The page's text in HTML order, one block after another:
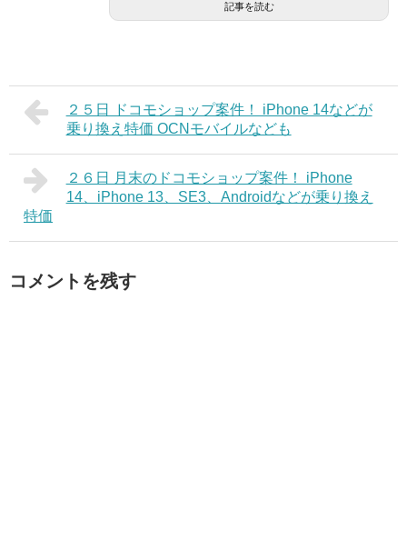
記事を読む
２５日 ドコモショップ案件！ iPhone 14などが
乗り換え特価 OCNモバイルなども
２６日 月末のドコモショップ案件！ iPhone
14、iPhone 13、SE3、Androidなどが乗り換え
特価
コメントを残す